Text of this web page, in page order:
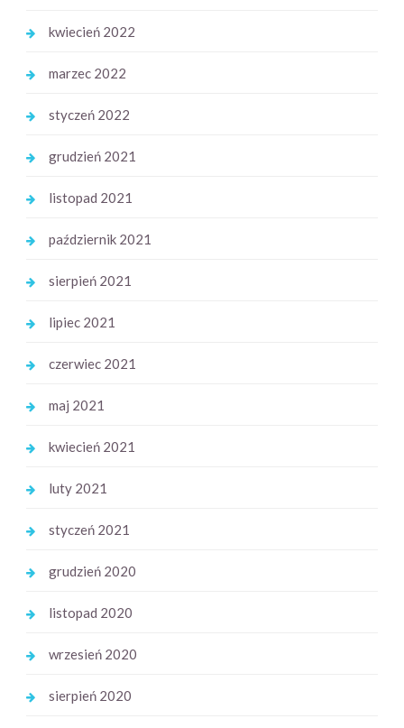
kwiecień 2022
marzec 2022
styczeń 2022
grudzień 2021
listopad 2021
październik 2021
sierpień 2021
lipiec 2021
czerwiec 2021
maj 2021
kwiecień 2021
luty 2021
styczeń 2021
grudzień 2020
listopad 2020
wrzesień 2020
sierpień 2020